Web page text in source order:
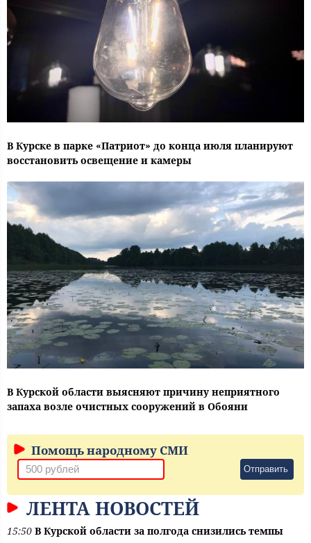
В Курске в парке «Патриот» до конца июля планируют
восстановить освещение и камеры
В Курской области выясняют причину неприятного
запаха возле очистных сооружений в Обояни
Помощь народному СМИ
Отправить
ЛЕНТА НОВОСТЕЙ
15:50 В Курской области за полгода снизились темпы